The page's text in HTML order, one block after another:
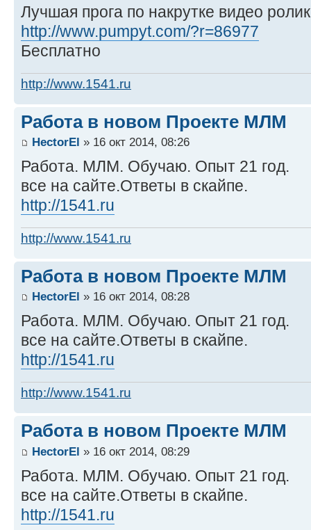
Лучшая прога по накрутке видео
http://www.pumpyt.com/?r=86977
Бесплатно
http://www.1541.ru
Работа в новом Проекте МЛМ
HectorEl » 16 окт 2014, 08:26
Работа. МЛМ. Обучаю. Опыт 21 год.
все на сайте.Ответы в скайпе.
http://1541.ru
http://www.1541.ru
Работа в новом Проекте МЛМ
HectorEl » 16 окт 2014, 08:28
Работа. МЛМ. Обучаю. Опыт 21 год.
все на сайте.Ответы в скайпе.
http://1541.ru
http://www.1541.ru
Работа в новом Проекте МЛМ
HectorEl » 16 окт 2014, 08:29
Работа. МЛМ. Обучаю. Опыт 21 год.
все на сайте.Ответы в скайпе.
http://1541.ru